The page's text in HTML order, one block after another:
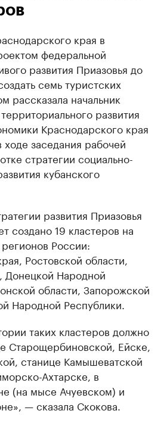
края в
федеральной
развития Приазовья до
семь туристских
рассказала начальник
развития
Краснодарского края
ходе заседания рабочей
стратегии социально-
кубанского
развития Приазовья
создано 19 кластеров на
России:
Ростовской области,
Донецкой Народной
области, Запорожской
Народной Республики.
таких кластеров должно
Старощербиновской, Ейске,
станице Камышеватской
Ахтарске, в
(на мысе Ачуевском) и
— сказала Скокова.